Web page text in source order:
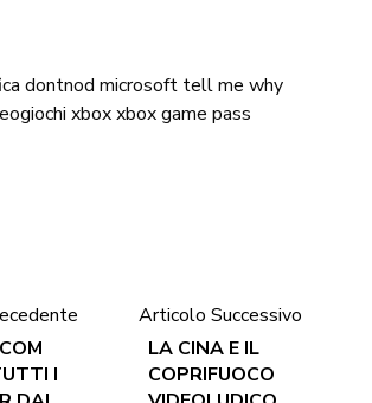
dontnod microsoft tell me why
xboxxbox game pass
I
Articolo Successivo
LA CINA E IL
COPRIFUOCO